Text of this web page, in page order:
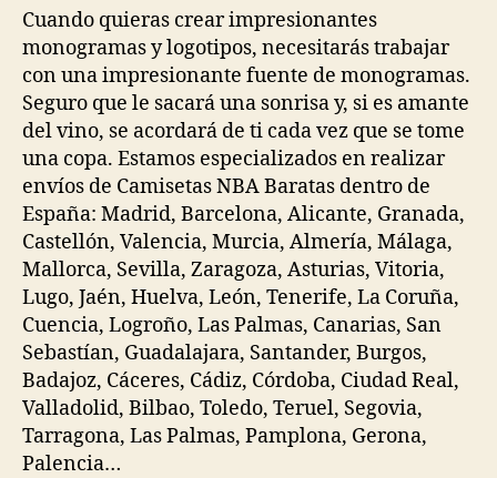
entrada
entrada
Cuando quieras crear impresionantes
monogramas y logotipos, necesitarás trabajar
con una impresionante fuente de monogramas.
Seguro que le sacará una sonrisa y, si es amante
del vino, se acordará de ti cada vez que se tome
una copa. Estamos especializados en realizar
envíos de Camisetas NBA Baratas dentro de
España: Madrid, Barcelona, Alicante, Granada,
Castellón, Valencia, Murcia, Almería, Málaga,
Mallorca, Sevilla, Zaragoza, Asturias, Vitoria,
Lugo, Jaén, Huelva, León, Tenerife, La Coruña,
Cuencia, Logroño, Las Palmas, Canarias, San
Sebastían, Guadalajara, Santander, Burgos,
Badajoz, Cáceres, Cádiz, Córdoba, Ciudad Real,
Valladolid, Bilbao, Toledo, Teruel, Segovia,
Tarragona, Las Palmas, Pamplona, Gerona,
Palencia…